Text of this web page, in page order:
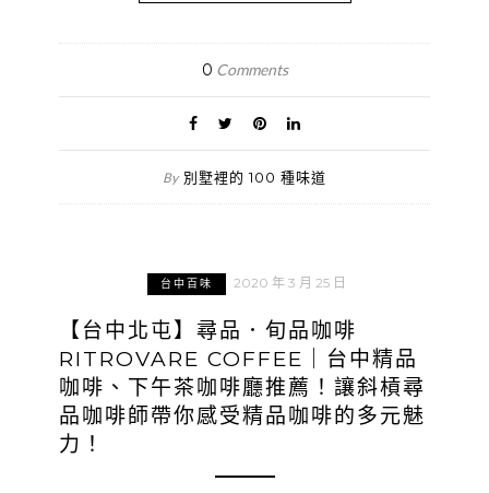
0 Comments
By 別墅裡的 100 種味道
台中百味 2020 年 3 月 25 日
【台中北屯】尋品．旬品咖啡
RITROVARE COFFEE｜台中精品
咖啡、下午茶咖啡廳推薦！讓斜槓尋
品咖啡師帶你感受精品咖啡的多元魅
力！